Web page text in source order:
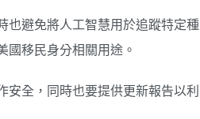
也避免將人工智慧用於追蹤特定種
移民身分相關用途。
安全，同時也要提供更新報告以利